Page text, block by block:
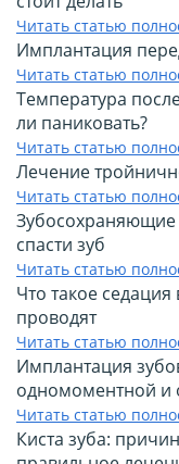
Читать статью
Имплантация
Читать статью
Температура
ли паниковать?
Читать статью
Лечение
Читать статью
спасти зуб
Читать статью
Что такое седация
проводят
Читать статью
Имплантация
одномоментной и
Читать статью
Киста зуба: